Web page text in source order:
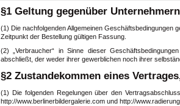
§1 Geltung gegenüber
(1) Die nachfolgenden Allgemeinen Geschäftsbedingungen
Zeitpunkt der Bestellung gültigen Fassung.
(2) „Verbraucher“ in Sinne dieser
abschließt, der weder ihrer gewerblichen noch ihrer
§2 Zustandekommen eines
(1) Die folgenden Regelungen über den
http://www.berlinerbildergalerie.com und http://